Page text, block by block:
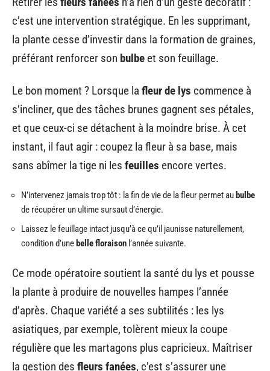
c’est une intervention stratégique. En les supprimant,
la plante cesse d’investir dans la formation de graines,
préférant renforcer son bulbe et son feuillage.
Le bon moment ? Lorsque la fleur de lys commence à
s’incliner, que des tâches brunes gagnent ses pétales,
et que ceux-ci se détachent à la moindre brise. À cet
instant, il faut agir : coupez la fleur à sa base, mais
sans abîmer la tige ni les feuilles encore vertes.
N’intervenez jamais trop tôt : la fin de vie de la fleur permet au bulbe
de récupérer un ultime sursaut d’énergie.
Laissez le feuillage intact jusqu’à ce qu’il jaunisse naturellement,
condition d’une belle floraison l’année suivante.
Ce mode opératoire soutient la santé du lys et pousse
la plante à produire de nouvelles hampes l’année
d’après. Chaque variété a ses subtilités : les lys
asiatiques, par exemple, tolèrent mieux la coupe
régulière que les martagons plus capricieux. Maîtriser
la gestion des fleurs fanées, c’est s’assurer une